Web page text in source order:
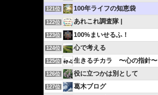
121位 100年ライフの知恵袋
122位 あれこれ調査隊 |
123位 100%まいせるふ！
124位 心で考える
125位 生きるチカラ 〜心の指針〜
126位 役に立つかは別として
127位 葛木ブログ